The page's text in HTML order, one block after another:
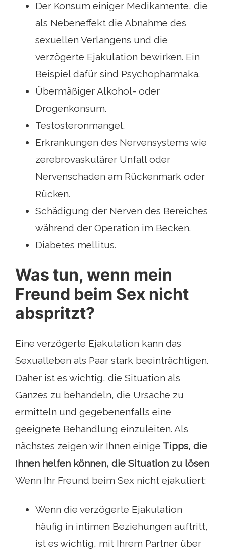
Der Konsum einiger Medikamente, die
als Nebeneffekt die Abnahme des
sexuellen Verlangens und die
verzögerte Ejakulation bewirken. Ein
Beispiel dafür sind Psychopharmaka.
Übermäßiger Alkohol- oder
Drogenkonsum.
Testosteronmangel.
Erkrankungen des Nervensystems wie
zerebrovaskulärer Unfall oder
Nervenschaden am Rückenmark oder
Rücken.
Schädigung der Nerven des Bereiches
während der Operation im Becken.
Diabetes mellitus.
Was tun, wenn mein
Freund beim Sex nicht
abspritzt?
Eine verzögerte Ejakulation kann das
Sexualleben als Paar stark beeinträchtigen.
Daher ist es wichtig, die Situation als
Ganzes zu behandeln, die Ursache zu
ermitteln und gegebenenfalls eine
geeignete Behandlung einzuleiten. Als
nächstes zeigen wir Ihnen einige Tipps, die
Ihnen helfen können, die Situation zu lösen
Wenn Ihr Freund beim Sex nicht ejakuliert:
Wenn die verzögerte Ejakulation
häufig in intimen Beziehungen auftritt,
ist es wichtig, mit Ihrem Partner über